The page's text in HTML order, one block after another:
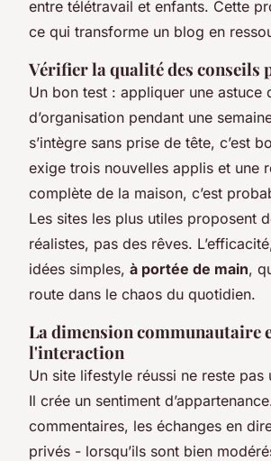
entre télétravail et enfants. Cette
ce qui transforme un blog en
Vérifier la qualité des conseils
Un bon test : appliquer une astuce
d’organisation pendant une
s’intègre sans prise de tête, c’est
exige trois nouvelles applis et une
complète de la maison, c’est
Les sites les plus utiles proposent
réalistes, pas des rêves.
idées simples, à portée de main,
route dans le chaos du quotidien.
La dimension communautaire
l'interaction
Un site lifestyle réussi ne reste pas
Il crée un sentiment
commentaires, les échanges en
privés - lorsqu’ils sont bien